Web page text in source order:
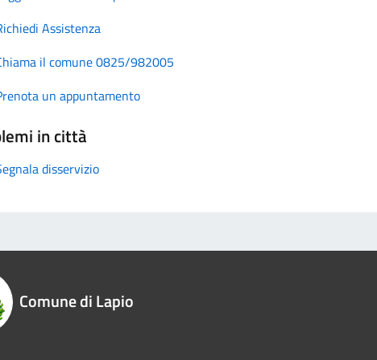
Assistenza
il comune 0825/982005
un appuntamento
in città
disservizio
Comune di Lapio